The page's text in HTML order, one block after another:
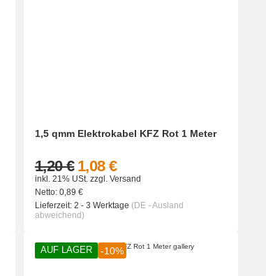
1,5 qmm Elektrokabel KFZ Rot 1 Meter
1,08 €
1,20 €
inkl. 21% USt. zzgl. Versand
Netto: 0,89 €
Lieferzeit: 2 - 3 Werktage (DE - Ausland
abweichend)
AUF LAGER -10%